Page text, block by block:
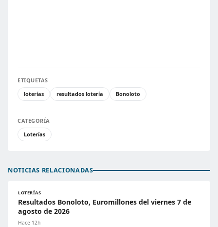
ETIQUETAS
loterías
resultados lotería Bonoloto
CATEGORÍA
Loterías
NOTICIAS RELACIONADAS
LOTERÍAS
Resultados Bonoloto, Euromillones del viernes 7 de
agosto de 2026
Hace 12h